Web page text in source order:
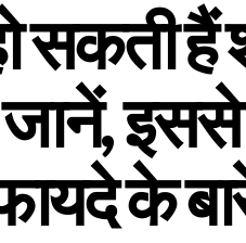
सकती हैं
जानें, इससे
के